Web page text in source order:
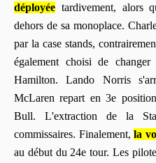
déployée tardivement, alors
dehors de sa monoplace.
par la case stands,
également choisi de
Hamilton. Lando Norris
McLaren repart en 3e
Bull. L'extraction de la
commissaires. Finalement, la
au début du 24e tour. Les